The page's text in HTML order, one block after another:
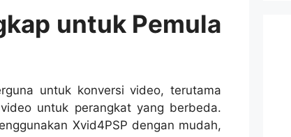
untuk Pemula
untuk konversi video, terutama
untuk perangkat yang berbeda.
Xvid4PSP dengan mudah,